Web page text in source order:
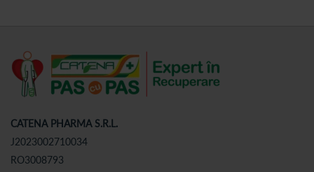
CATENA PHARMA S.R.L.
J2023002710034
RO3008793